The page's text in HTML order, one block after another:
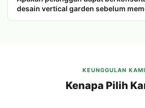
desain vertical garden sebelum
KEUNGGULAN KAMI
Kenapa Pilih